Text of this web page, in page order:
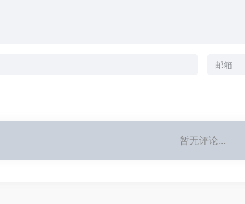
暂无评论...